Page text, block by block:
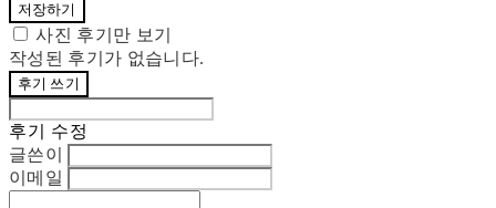
저장하기
사진 후기만 보기
작성된 후기가 없습니다.
후기 쓰기
후기 수정
글쓴이
이메일